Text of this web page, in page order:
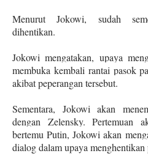
Menurut Jokowi, sudah
dihentikan.
Jokowi mengatakan, upaya
membuka kembali rantai pasok
akibat peperangan tersebut.
Sementara, Jokowi akan
dengan Zelensky. Pertemuan
bertemu Putin, Jokowi akan
dialog dalam upaya menghentikan